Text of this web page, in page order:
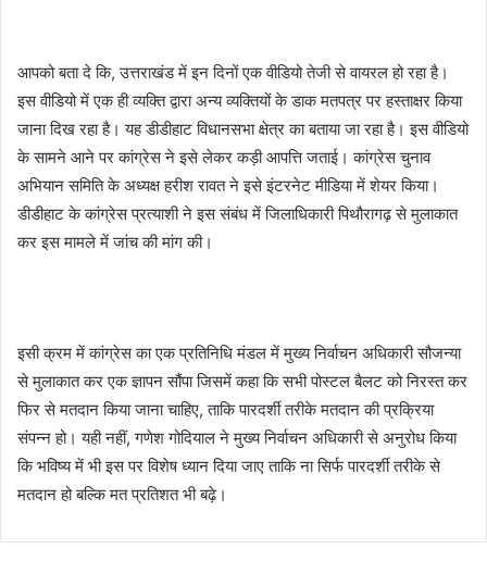
आपको बता दे कि, उत्तराखंड में इन दिनों एक वीडियो तेजी से वायरल हो रहा है।
इस वीडियो में एक ही व्यक्ति द्वारा अन्य व्यक्तियों के डाक मतपत्र पर हस्ताक्षर किया
जाना दिख रहा है। यह डीडीहाट विधानसभा क्षेत्र का बताया जा रहा है। इस वीडियो
के सामने आने पर कांग्रेस ने इसे लेकर कड़ी आपत्ति जताई। कांग्रेस चुनाव
अभियान समिति के अध्यक्ष हरीश रावत ने इसे इंटरनेट मीडिया में शेयर किया।
डीडीहाट के कांग्रेस प्रत्याशी ने इस संबंध में जिलाधिकारी पिथौरागढ़ से मुलाकात
कर इस मामले में जांच की मांग की।
इसी क्रम में कांग्रेस का एक प्रतिनिधि मंडल में मुख्य निर्वाचन अधिकारी सौजन्या
से मुलाकात कर एक ज्ञापन सौंपा जिसमें कहा कि सभी पोस्टल बैलट को निरस्त कर
फिर से मतदान किया जाना चाहिए, ताकि पारदर्शी तरीके मतदान की प्रक्रिया
संपन्न हो। यही नहीं, गणेश गोदियाल ने मुख्य निर्वाचन अधिकारी से अनुरोध किया
कि भविष्य में भी इस पर विशेष ध्यान दिया जाए ताकि ना सिर्फ पारदर्शी तरीके से
मतदान हो बल्कि मत प्रतिशत भी बढ़े।